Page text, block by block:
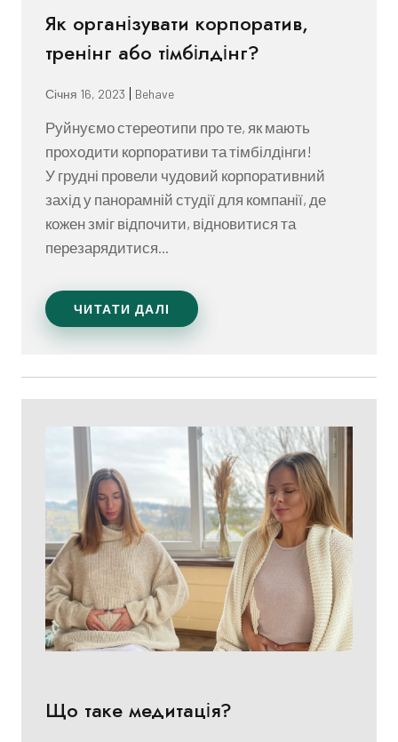
Як організувати корпоратив,
тренінг або тімбілдінг?
Січня 16, 2023 Behave
Руйнуємо стереотипи про те, як мають
проходити корпоративи та тімбілдінги!
У грудні провели чудовий корпоративний
захід у панорамній студії для компанії, де
кожен зміг відпочити, відновитися та
перезарядитися...
ЧИТАТИ ДАЛІ
Що таке медитація?